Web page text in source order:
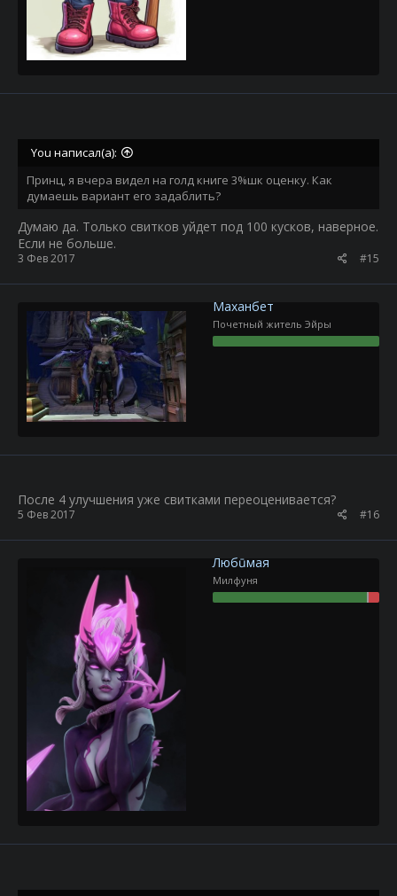
You написал(а):
Принц, я вчера видел на голд книге 3%шк оценку. Как
думаешь вариант его задаблить?
Думаю да. Только свитков уйдет под 100 кусков, наверное.
Если не больше.
3 Фев 2017 #15
Маханбет
Почетный житель Эйры
После 4 улучшения уже свитками переоценивается?
5 Фев 2017 #16
Любūмая
Милфуня